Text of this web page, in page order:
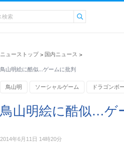
ニューストップ > 国内ニュース >
鳥山明絵に酷似…ゲームに批判
鳥山明 ソーシャルゲーム ドラゴンボ
鳥山明絵に酷似…ゲ
2014年6月11日 14時20分